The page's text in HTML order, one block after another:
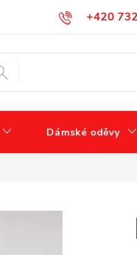
+420
– často kladené otázky
Dámské oděvy